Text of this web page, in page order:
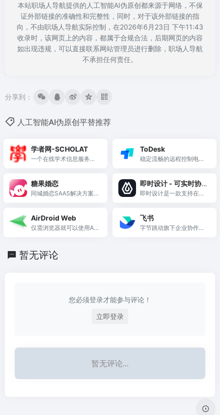
本站职场人导航提供的人工智能AI伪原创都来源于网络，不保
证外部链接的准确性和完整性，同时，对于该外部链接的指
向，不由职场人导航实际控制，在2026年6月23日 下午11:43
收录时，该网页上的内容，都属于合规合法，后期网页的内容
如出现违规，可以直接联系网站管理员进行删除，职场人导航
不承担任何责任。
分享到：
人工智能AI伪原创平替推荐
学者网-SCHOLAT
一个在线学术信息服务平
ToDesk
稳定流畅的远程控制电脑
糖果婚恋
同城婚恋SAAS解决方案 |
即时设计 - 可实时协作
的专业 UI 设计工具
即时设计是一款支持在线
a、XD 格式导入，海量优
质设计资源即拿即用。支
AirDroid Web
仅需浏览器就可以使用Air
飞书
字节跳动旗下企业协作平
暂无评论
您必须登录才能参与评论！
立即登录
暂无评论...